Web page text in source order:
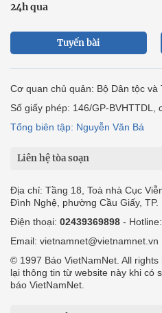
24h qua
Tuyến bài
Cơ quan chủ quản: Bộ Dân tộc và
Số giấy phép: 146/GP-BVHTTDL,
Tổng biên tập: Nguyễn Văn Bá
Liên hệ tòa soạn
Địa chỉ: Tầng 18, Toà nhà Cục
Đình Nghệ, phường Cầu Giấy, TP.
Điện thoại: 02439369898 - Hotline:
Email: vietnamnet@vietnamnet.vn
© 1997 Báo VietNamNet. All
lại thông tin từ website này khi có
báo VietNamNet.